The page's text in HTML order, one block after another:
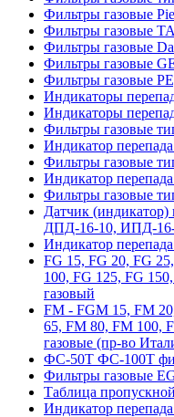
Фильтры газовые
Фильтры газовые
Фильтры газовые
Фильтры газовые
Фильтры газовые
Индикаторы
Индикаторы
Фильтры газовые
Индикатор
Фильтры газовые
Индикатор
Фильтры газовые
Датчик
ДПД-16-10, ИПД-
Индикатор
FG 15, FG 20, FG
100, FG 125, FG
газовый
FM - FGM 15, FM
65, FM 80, FM 100,
газовые (пр-во
ФС-50Т ФС-100Т
Фильтры газовые
Таблица
Индикатор